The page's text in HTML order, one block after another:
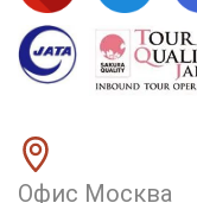
Офис Москва